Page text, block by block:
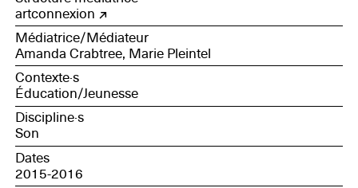
2015-2016
artconnexion
Médiatrice/Médiateur
Amanda Crabtree, Marie Pleintel
Contexte·s
Éducation/Jeunesse
Discipline·s
Son
Dates
2015-2016